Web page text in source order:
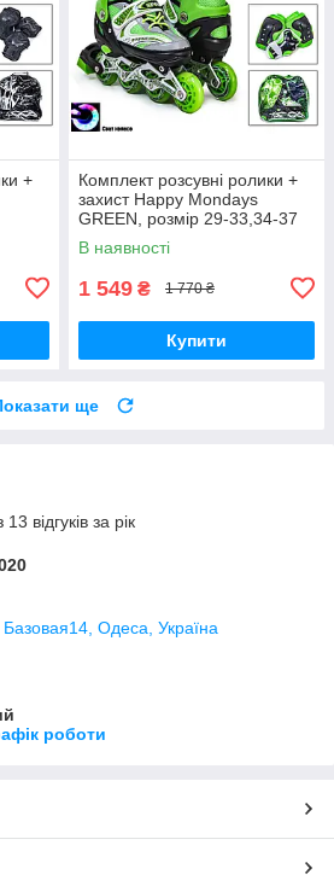
+
Комплект розсувні ролики +
захист Happy Mondays
GREEN, розмір 29-33,34-37
В наявності
1 549 ₴ 1 770 ₴
Купити
ще
відгуків за рік
Одеса, Україна
роботи